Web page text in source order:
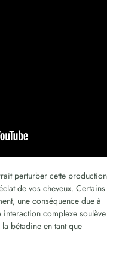
perturber cette production
de vos cheveux. Certains
une conséquence due à
interaction complexe soulève
bétadine en tant que